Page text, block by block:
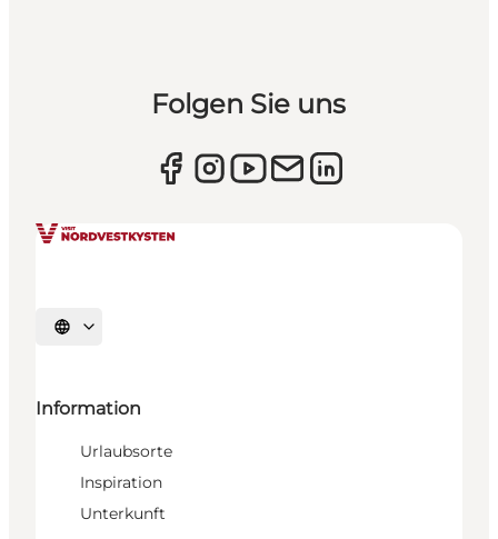
Folgen Sie uns
Sprache auswählen
Information
Urlaubsorte
Inspiration
Unterkunft